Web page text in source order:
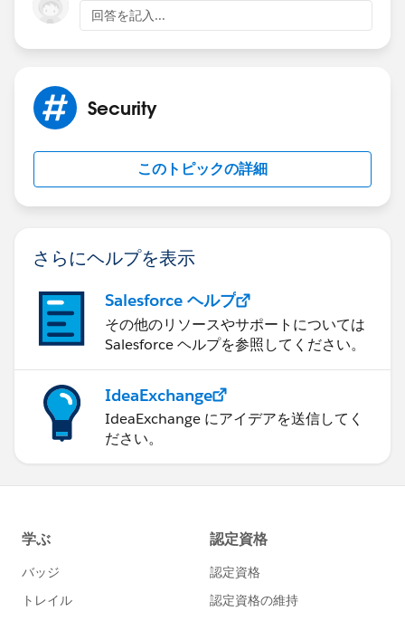
回答を記入...
Security
このトピックの詳細
さらにヘルプを表示
Salesforce ヘルプ
その他のリソースやサポートについては
Salesforce ヘルプを参照してください。
IdeaExchange
IdeaExchange にアイデアを送信してく
ださい。